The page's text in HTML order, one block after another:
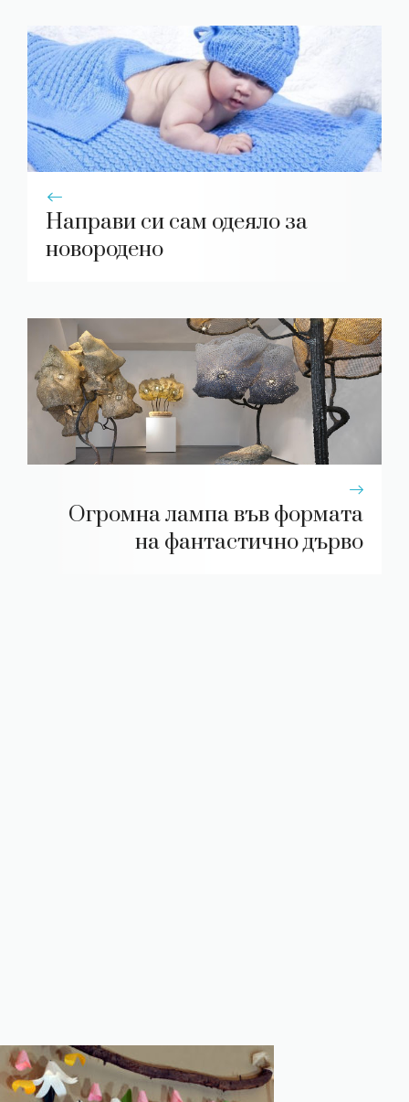
Направи си сам одеяло за
новородено
Огромна лампа във формата
на фантастично дърво